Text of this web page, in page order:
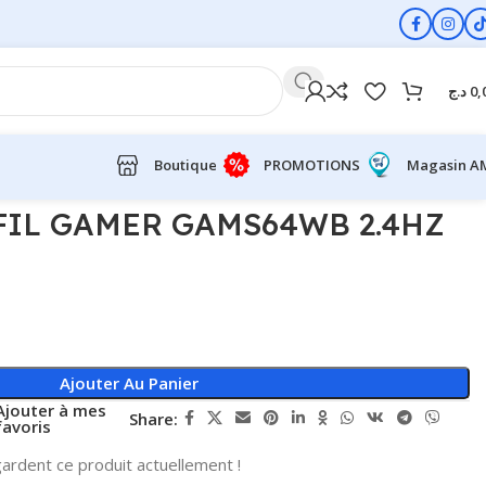
د.ج
Boutique PROMOTIONS Magasin
GAMER GAMS64WB 2.4HZ
Ajouter Au Panier
à mes Share:
ce produit actuellement !